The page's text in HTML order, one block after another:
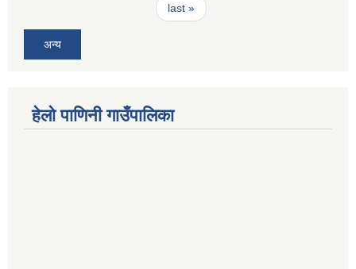
last »
अन्य
हेलो पाणिनी गाउँपालिका